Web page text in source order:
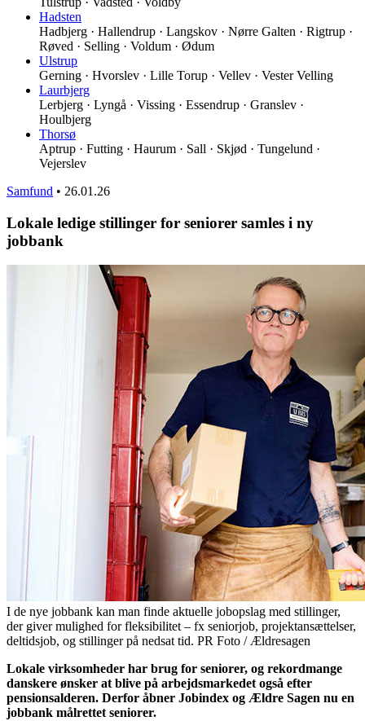
Hadsten
Hadbjerg · Hallendrup · Langskov · Nørre Galten · Rigtrup ·
Røved · Selling · Voldum · Ødum
Ulstrup
Gerning · Hvorslev · Lille Torup · Vellev · Vester Velling
Laurbjerg
Lerbjerg · Lyngå · Vissing · Essendrup · Granslev ·
Houlbjerg
Thorsø
Aptrup · Futting · Haurum · Sall · Skjød · Tungelund ·
Vejerslev
Samfund • 26.01.26
Lokale ledige stillinger for seniorer samles i ny
jobbank
I de nye jobbank kan man finde aktuelle jobopslag med stillinger,
der giver mulighed for fleksibilitet – fx seniorjob, projektansættelser,
deltidsjob, og stillinger på nedsat tid. PR Foto / Ældresagen
Lokale virksomheder har brug for seniorer, og rekordmange
danskere ønsker at blive på arbejdsmarkedet også efter
pensionsalderen. Derfor åbner Jobindex og Ældre Sagen nu en
jobbank målrettet seniorer.